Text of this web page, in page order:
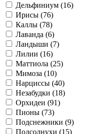
Дельфиниум (16)
Ирисы (76)
Каллы (78)
Лаванда (6)
Ландыши (7)
Лилии (16)
Маттиола (25)
Мимоза (10)
Нарциссы (40)
Незабудки (18)
Орхидеи (91)
Пионы (73)
Подснежники (9)
Подсолнухи (15)